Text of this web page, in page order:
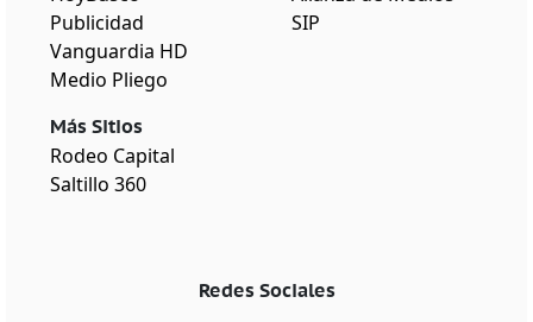
Publicidad
Vanguardia HD
Medio Pliego
Más Sitios
Rodeo Capital
Saltillo 360
SIP
Redes Sociales